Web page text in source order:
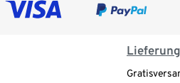
Lieferung